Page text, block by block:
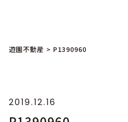
遊園不動産 > P1390960
2019.12.16